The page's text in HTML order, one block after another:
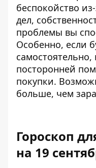
беспокойство
дел,
проблемы вы
Особенно, если
самостоятельно,
посторонней
покупки.
больше, чем
Гороскоп
на 19